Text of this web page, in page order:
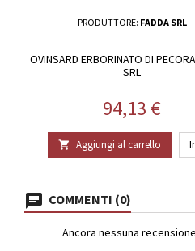
PRODUTTORE: FADDA SRL
OVINSARD ERBORINATO DI
SRL
Prezzo
94,13 €
 Aggiungi al carrello
COMMENTI (0)
Ancora nessuna